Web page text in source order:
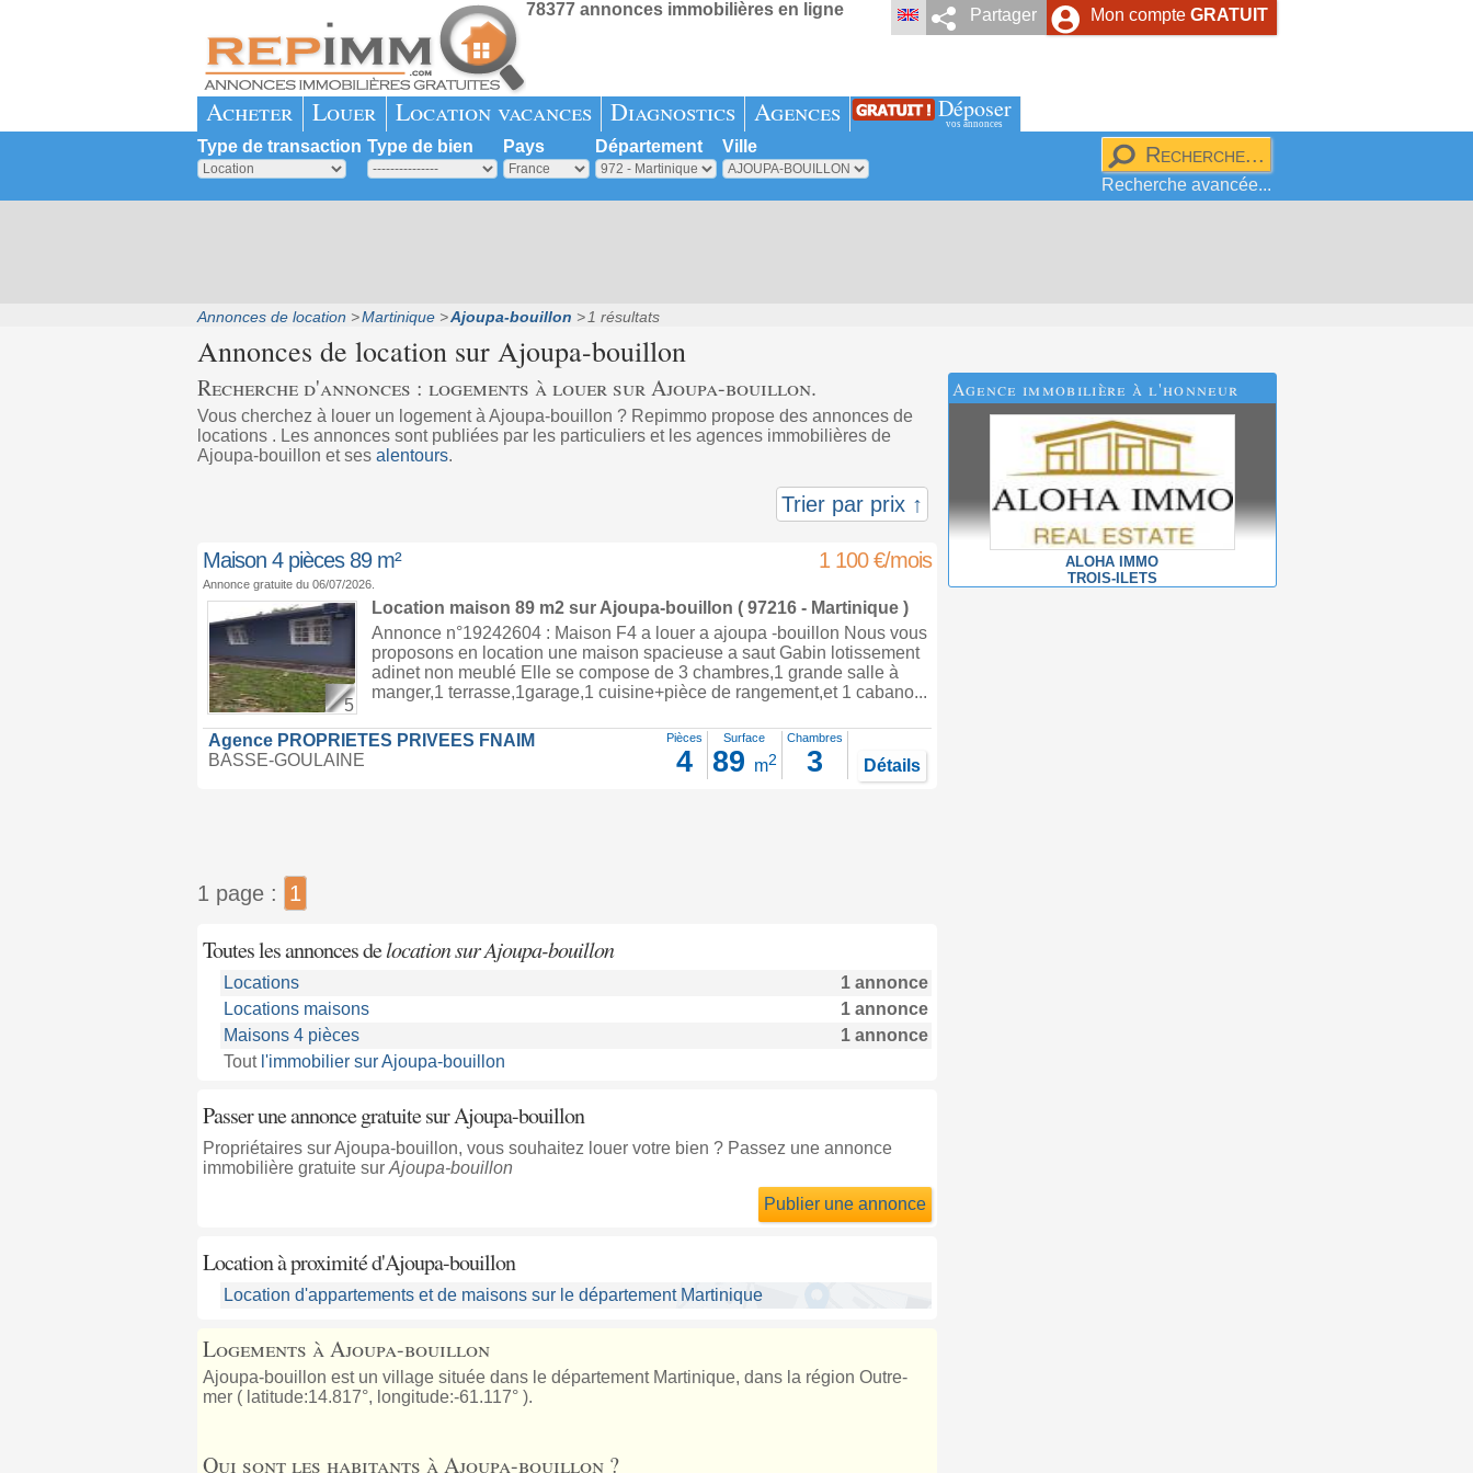
Mon compte GRATUIT
Partager
78377 annonces immobilières en ligne
Acheter Louer Location vacances Diagnostics Agences Déposer
vos annonces
Type de transaction Type de bien Pays Département Ville
Recherche avancée...
Annonces de location Martinique Ajoupa-bouillon 1 résultats
Annonces de location sur Ajoupa-bouillon
Recherche d'annonces : logements à louer sur Ajoupa-bouillon.
Vous cherchez à louer un logement à Ajoupa-bouillon ? Repimmo propose des annonces de
locations . Les annonces sont publiées par les particuliers et les agences immobilières de
Ajoupa-bouillon et ses alentours.
Trier par prix ↑
Maison 4 pièces 89 m² 1 100 €/mois
Annonce gratuite du 06/07/2026.
5
Location maison 89 m2 sur Ajoupa-bouillon ( 97216 - Martinique )
Annonce n°19242604 : Maison F4 a louer a ajoupa -bouillon Nous vous
proposons en location une maison spacieuse a saut Gabin lotissement
adinet non meublé Elle se compose de 3 chambres,1 grande salle à
manger,1 terrasse,1garage,1 cuisine+pièce de rangement,et 1 cabano...
Agence PROPRIETES PRIVEES FNAIM
BASSE-GOULAINE
Pièces
4
Surface
89 m2
Chambres
3 Détails
1 page : 1
Toutes les annonces delocation sur Ajoupa-bouillon
Locations
1 annonce
Locations maisons
1 annonce
Maisons 4 pièces
1 annonce
Tout l'immobilier sur Ajoupa-bouillon
Passer une annonce gratuite sur Ajoupa-bouillon
Propriétaires sur Ajoupa-bouillon, vous souhaitez louer votre bien ? Passez une annonce
immobilière gratuite sur Ajoupa-bouillon
Publier une annonce
Location à proximitéd'Ajoupa-bouillon
Location d'appartements et de maisons sur le département Martinique
Logements à Ajoupa-bouillon
Ajoupa-bouillon est un village située dans le département Martinique, dans la région Outre-
mer ( latitude:14.817°, longitude:-61.117° ).
Qui sont les habitants à Ajoupa-bouillon ?
Agence immobilière à l'honneur
ALOHA IMMO
TROIS-ILETS